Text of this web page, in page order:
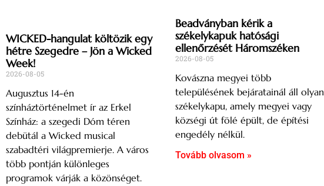
WICKED-hangulat költözik egy
hétre Szegedre – Jön a Wicked
Week!
2026-08-05
Augusztus 14-én
színháztörténelmet ír az Erkel
Színház: a szegedi Dóm téren
debütál a Wicked musical
szabadtéri világpremierje. A város
több pontján különleges
programok várják a közönséget.
Beadványban kérik a
székelykapuk hatósági
ellenőrzését Háromszéken
2026-08-05
Kovászna megyei több
településének bejáratainál áll olyan
székelykapu, amely megyei vagy
községi út fölé épült, de építési
engedély nélkül.
Tovább olvasom »